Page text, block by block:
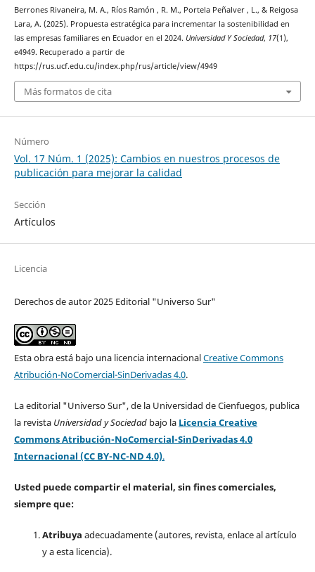
Berrones Rivaneira, M. A., Ríos Ramón , R. M., Portela Peñalver , L., & Reigosa
Lara, A. (2025). Propuesta estratégica para incrementar la sostenibilidad en
las empresas familiares en Ecuador en el 2024. Universidad Y Sociedad, 17(1),
e4949. Recuperado a partir de
https://rus.ucf.edu.cu/index.php/rus/article/view/4949
Más formatos de cita
Número
Vol. 17 Núm. 1 (2025): Cambios en nuestros procesos de
publicación para mejorar la calidad
Sección
Artículos
Licencia
Derechos de autor 2025 Editorial "Universo Sur"
Esta obra está bajo una licencia internacionalCreative Commons
Atribución-NoComercial-SinDerivadas 4.0.
La editorial "Universo Sur", de la Universidad de Cienfuegos, publica
la revista Universidad y Sociedad bajo la Licencia Creative
Commons Atribución-NoComercial-SinDerivadas 4.0
Internacional (CC BY-NC-ND 4.0).
Usted puede compartir el material, sin fines comerciales,
siempre que:
Atribuya adecuadamente (autores, revista, enlace al artículo
y a esta licencia).